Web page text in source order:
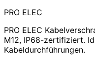
PRO ELEC
PRO ELEC
M12, IP68-zertifiziert.
Kabeldurchführungen.